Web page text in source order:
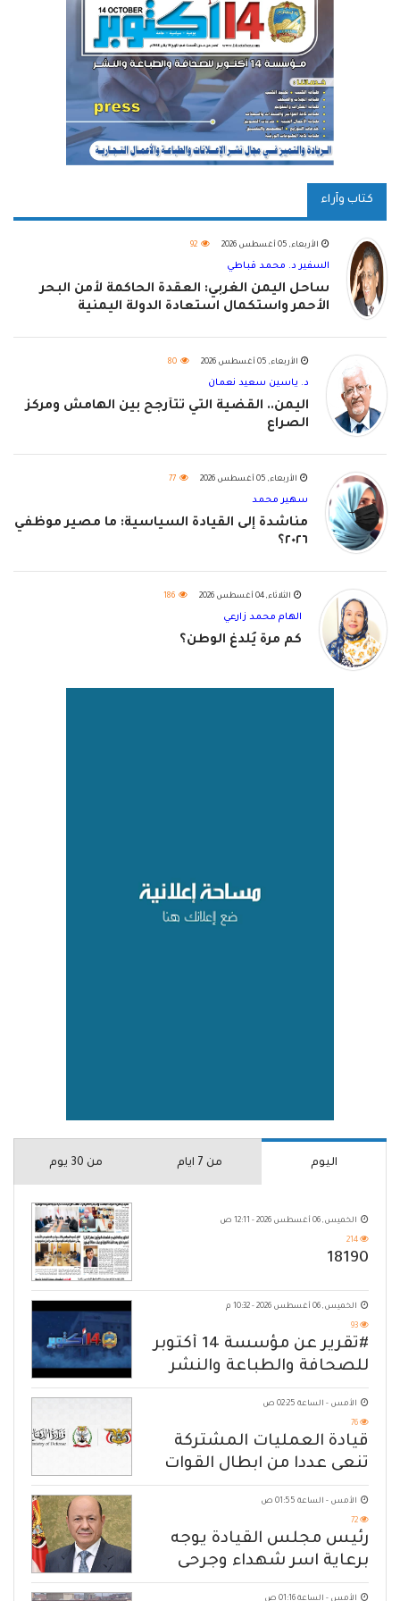
كتاب وآراء
الأربعاء, 05 أغسطس 2026 92
السفير د. محمد قباطي
ساحل اليمن الغربي: العقدة الحاكمة لأمن البحر
الأحمر واستكمال استعادة الدولة اليمنية
الأربعاء, 05 أغسطس 2026 80
د. ياسين سعيد نعمان
اليمن.. القضية التي تتأرجح بين الهامش ومركز
الصراع
الأربعاء, 05 أغسطس 2026 77
سهير محمد
مناشدة إلى القيادة السياسية: ما مصير موظفي
٢٠٢٦؟
الثلاثاء, 04 أغسطس 2026 186
الهام محمد زارعي
كم مرة يُلدغ الوطن؟
اليوم من 7 ايام من 30 يوم
الخميس, 06 أغسطس 2026 - 12:11 ص
214
18190
الخميس, 06 أغسطس 2026 - 10:32 م
93
#تقرير عن مؤسسة 14 أكتوبر
للصحافة والطباعة والنشر
الأمس - الساعة 02:25 ص
76
قيادة العمليات المشتركة
تنعى عددا من ابطال القوات
المسلحة
الأمس - الساعة 01:55 ص
72
رئيس مجلس القيادة يوجه
برعاية اسر شهداء وجرحى
الهجوم الإرهابي الحوثي والرد